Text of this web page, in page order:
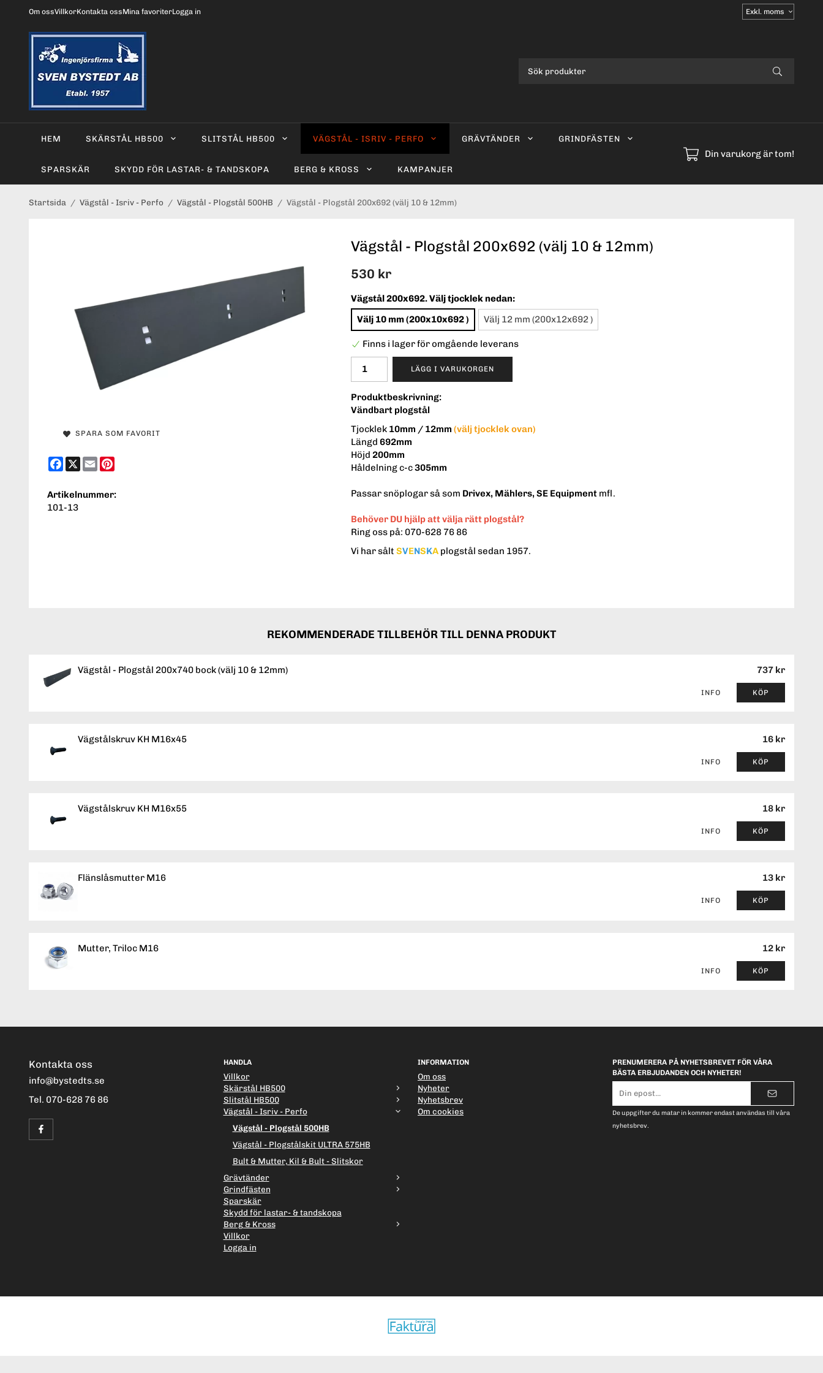
Om ossVillkorKontakta ossMina favoriterLogga in
Välj
moms
HEM SKÄRSTÅL HB500 SLITSTÅL HB500 VÄGSTÅL - ISRIV - PERFO GRÄVTÄNDER GRINDFÄSTEN
SPARSKÄR SKYDD FÖR LASTAR- & TANDSKOPA BERG & KROSS KAMPANJER
Din varukorg är tom!
Startsida / Vägstål - Isriv - Perfo / Vägstål - Plogstål 500HB / Vägstål - Plogstål 200x692 (välj 10 & 12mm)
Vägstål - Plogstål 200x692 (välj 10 & 12mm)
530 kr
Vägstål 200x692. Välj tjocklek nedan:
Välj 10 mm (200x10x692 )
Välj 12 mm (200x12x692 )
Finns i lager för omgående leverans
LÄGG I VARUKORGEN
Produktbeskrivning:
Vändbart plogstål
Tjocklek 10mm / 12mm (välj tjocklek ovan)
Längd 692mm
Höjd 200mm
Håldelning c-c305mm
Passar snöplogar så som Drivex, Mählers, SE Equipment mfl.
Behöver DU hjälp att välja rätt plogstål?
Ring oss på: 070-628 76 86
Vi har sålt SVENSKA plogstål sedan 1957.
SPARA SOM FAVORIT
Facebook
X Email
Artikelnummer:
101-13
REKOMMENDERADE TILLBEHÖR TILL DENNA PRODUKT
Vägstål - Plogstål 200x740 bock (välj 10 & 12mm) 737 kr
INFO KÖP
Vägstålskruv KH M16x45 16 kr
INFO KÖP
Vägstålskruv KH M16x55 18 kr
INFO KÖP
Flänslåsmutter M16 13 kr
INFO KÖP
Mutter, Triloc M16 12 kr
INFO KÖP
Kontakta oss
info@bystedts.se
Tel. 070-628 76 86
HANDLA
Villkor
Skärstål HB500
Slitstål HB500
Vägstål - Isriv - Perfo
Vägstål - Plogstål 500HB
Vägstål - Plogstålskit ULTRA 575HB
Bult & Mutter, Kil & Bult - Slitskor
Grävtänder
Grindfästen
Sparskär
Skydd för lastar- & tandskopa
Berg & Kross
Villkor
Logga in
INFORMATION
Om oss
Nyheter
Nyhetsbrev
Om cookies
PRENUMERERA PÅ NYHETSBREVET FÖR VÅRA
BÄSTA ERBJUDANDEN OCH NYHETER!
postadress
De uppgifter du matar in kommer endast användas till våra
nyhetsbrev.